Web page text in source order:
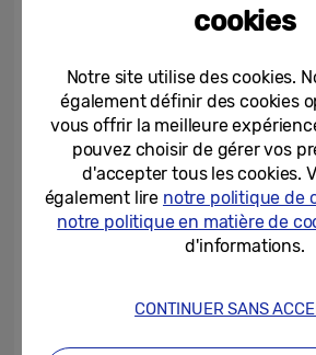
First Look »
04-12-2025
Samsung
vision « AI
de
[Galaxy
Galaxy Tech
redéfinir
cookies
Notre site utilise des cookies.
également définir des cookies
vous offrir la meilleure
pouvez choisir de gérer vos
d'accepter tous les cookies.
également lire notre politique de
notre politique en matière de
d'informations.
CONTINUER SANS